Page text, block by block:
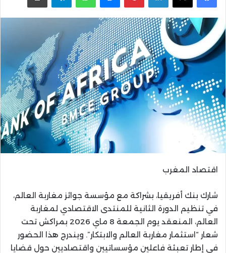
اقتصاد المغرب
شارك بنك أفريقيا، بشراكة مع مؤسسة جوائز مغاربة العالم،
في تنظيم الدورة الثانية للمنتدى الاقتصادي لمغاربة
العالم، المنعقد يوم الجمعة 8 ماي 2026 بمراكش تحت
شعار “استثمار مغاربة العالم والابتكار”. ويندرج هذا الحضور
في إطار تعبئة فاعلين مؤسساتيين واقتصاديين حول قضايا